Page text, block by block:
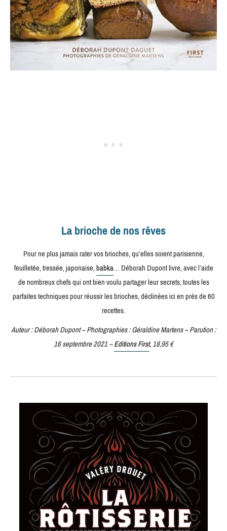
La brioche de nos rêves
Pour ne plus jamais rater vos brioches, qu’elles soient parisienne,
feuilletée, tressée, japonaise,babka… Déborah Dupont livre, avec l’aide
de nombreux chefs qui ont bien voulu partager leur secrets, toutes les
parfaites techniques pour réussir les brioches, déclinées ici en près de 60
recettes.
Auteur : Déborah Dupont – Photographies : Géraldine Martens – Parution :
16 septembre 2021 –Editions First, 18,95 €